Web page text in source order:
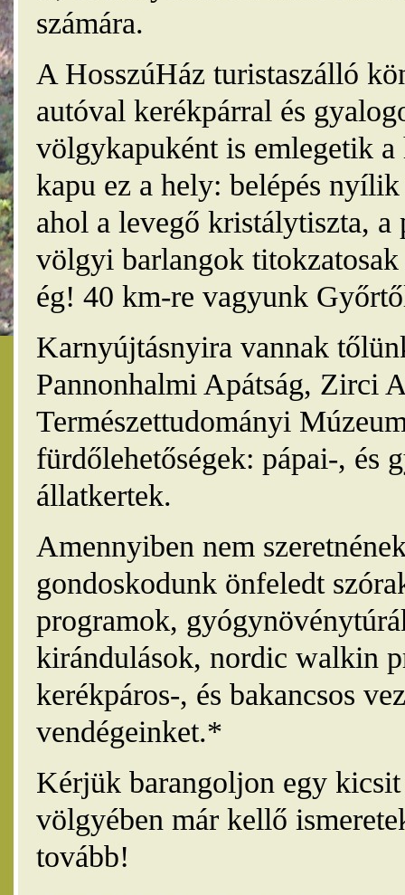
számára.
A HosszúHáz turistaszálló
autóval kerékpárral és
völgykapuként is emlegetik
kapu ez a hely: belépés
ahol a levegő kristálytiszta, a
völgyi barlangok
ég! 40 km-re vagyunk
Karnyújtásnyira vannak
Pannonhalmi Apátság, Zirci
Természettudományi
fürdőlehetőségek: pápai-, és
állatkertek.
Amennyiben nem
gondoskodunk önfeledt
programok,
kirándulások, nordic walkin
kerékpáros-, és bakancsos
vendégeinket.*
Kérjük barangoljon egy
völgyében már kellő
tovább!